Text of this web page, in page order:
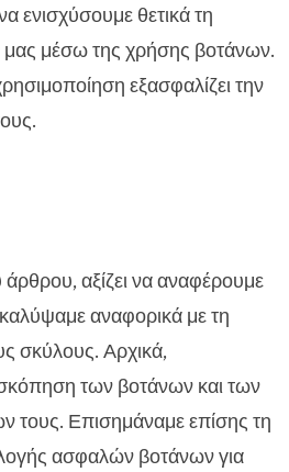
ενισχύσουμε θετικά τη
μέσω της χρήσης βοτάνων.
εξασφαλίζει την
άρθρου, αξίζει να αναφέρουμε
αναφορικά με τη
σκύλους. Αρχικά,
των βοτάνων και των
τους. Επισημάναμε επίσης τη
ασφαλών βοτάνων για